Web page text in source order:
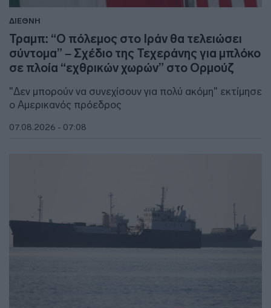
ΔΙΕΘΝΗ
Τραμπ: “Ο πόλεμος στο Ιράν θα τελειώσει
σύντομα” – Σχέδιο της Τεχεράνης για μπλόκο
σε πλοία “εχθρικών χωρών” στο Ορμούζ
"Δεν μπορούν να συνεχίσουν για πολύ ακόμη" εκτίμησε
ο Αμερικανός πρόεδρος
07.08.2026 - 07:08